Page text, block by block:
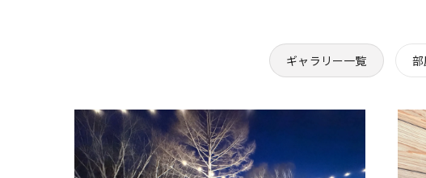
ギャラリー一覧 部